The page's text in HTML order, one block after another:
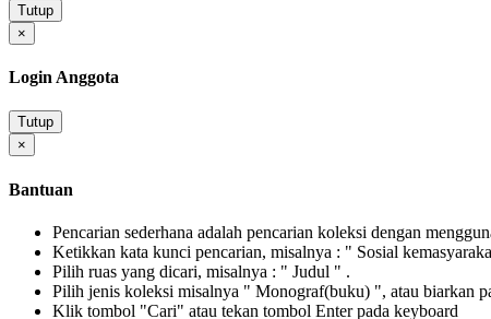
Tutup
×
Login Anggota
Tutup
×
Bantuan
Pencarian sederhana adalah pencarian koleksi dengan
Ketikkan kata kunci pencarian, misalnya : " Sosial
Pilih ruas yang dicari, misalnya : " Judul " .
Pilih jenis koleksi misalnya " Monograf(buku) ", atau biarkan
Klik tombol "Cari" atau tekan tombol Enter pada keyboard